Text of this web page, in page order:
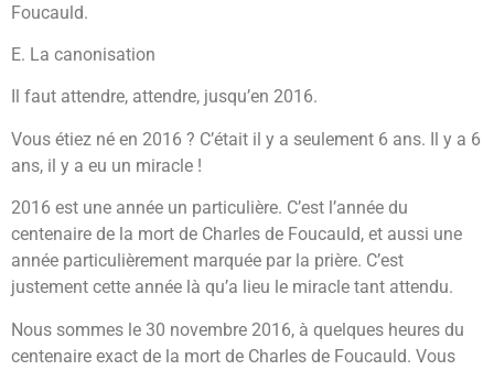
Foucauld.
E. La canonisation
Il faut attendre, attendre, jusqu’en 2016.
Vous étiez né en 2016 ? C’était il y a seulement 6 ans. Il y a 6
ans, il y a eu un miracle !
2016 est une année un particulière. C’est l’année du
centenaire de la mort de Charles de Foucauld, et aussi une
année particulièrement marquée par la prière. C’est
justement cette année là qu’a lieu le miracle tant attendu.
Nous sommes le 30 novembre 2016, à quelques heures du
centenaire exact de la mort de Charles de Foucauld. Vous